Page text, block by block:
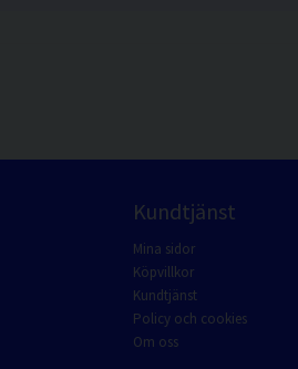
Kundtjänst
Mina sidor
Köpvillkor
Kundtjänst
Policy och cookies
Om oss